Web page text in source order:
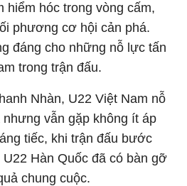
hiểm hóc trong vòng cấm,
phương cơ hội cản phá.
đáng cho những nỗ lực tấn
trong trận đấu.
Nhàn, U22 Việt Nam nỗ
nhưng vẫn gặp không ít áp
tiếc, khi trận đấu bước
Hàn Quốc đã có bàn gỡ
chung cuộc.